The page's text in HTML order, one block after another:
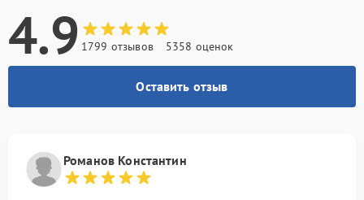
4.9 1799 отзывов 5358 оценок
Оставить отзыв
Романов Константин